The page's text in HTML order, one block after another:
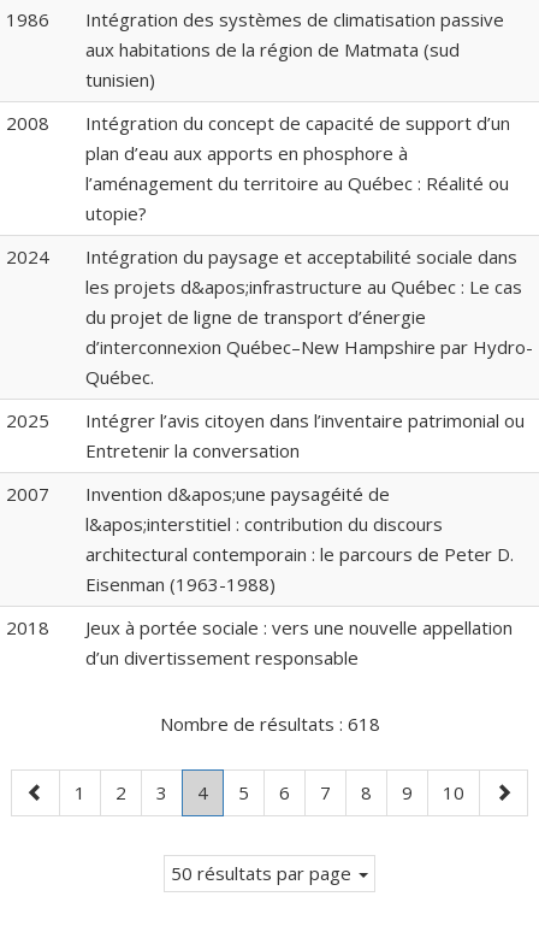
1986
Intégration des systèmes de climatisation passive
aux habitations de la région de Matmata (sud
tunisien)
2008
Intégration du concept de capacité de support d’un
plan d’eau aux apports en phosphore à
l’aménagement du territoire au Québec : Réalité ou
utopie?
2024
Intégration du paysage et acceptabilité sociale dans
les projets d&apos;infrastructure au Québec : Le cas
du projet de ligne de transport d’énergie
d’interconnexion Québec–New Hampshire par Hydro-
Québec.
2025
Intégrer l’avis citoyen dans l’inventaire patrimonial ou
Entretenir la conversation
2007
Invention d&apos;une paysagéité de
l&apos;interstitiel : contribution du discours
architectural contemporain : le parcours de Peter D.
Eisenman (1963-1988)
2018
Jeux à portée sociale : vers une nouvelle appellation
d’un divertissement responsable
Nombre de résultats : 618
Page
précédente
Page
1 Page
2 Page
3 Page
4.
Page
courante.
Page
5 Page
6 Page
7 Page
8 Page
9 Page
10
Page
50 résultats par page